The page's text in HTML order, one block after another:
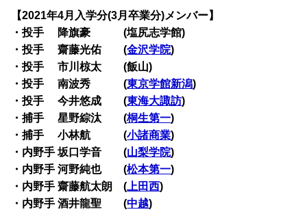
【2021年4月入学分(3月卒業分)メンバー】
・投手 降旗豪 (塩尻志学館)
・投手 齋藤光佑 (金沢学院)
・投手 市川椋太 (飯山)
・投手 南波秀 (東京学館新潟)
・投手 今井悠成 (東海大諏訪)
・捕手 星野綜汰 (桐生第一)
・捕手 小林航 (小諸商業)
・内野手 坂口学音 (山梨学院)
・内野手 河野純也 (松本第一)
・内野手 齋藤航太朗 ( 上田西)
・内野手 酒井龍聖 (中越)